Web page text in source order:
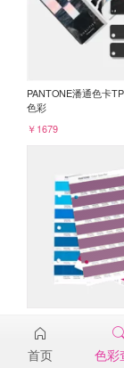
PANTONE潘通色卡
色彩
￥1679
18-3015TPG
￥98
首页 色彩